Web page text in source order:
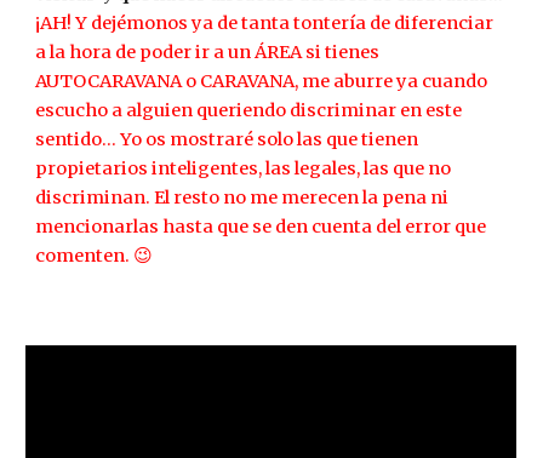
¡AH! Y dejémonos ya de tanta tontería de diferenciar
a la hora de poder ir a un ÁREA si tienes
AUTOCARAVANA o CARAVANA, me aburre ya cuando
escucho a alguien queriendo discriminar en este
sentido... Yo os mostraré solo las que tienen
propietarios inteligentes, las legales, las que no
discriminan. El resto no me merecen la pena ni
mencionarlas hasta que se den cuenta del error que
comenten. 😉